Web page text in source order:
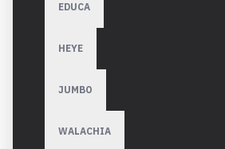
EDUCA
HEYE
JUMBO
WALACHIA